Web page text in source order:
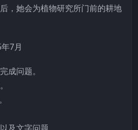
，她会为植物研究所门前的耕地
7月
成问题。